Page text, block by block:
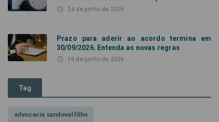
access_time 24 de junho de 2026
Prazo para aderir ao acordo termina em
30/09/2026. Entenda as novas regras
access_time 19 de junho de 2026
Tag
advocacia sandoval filho